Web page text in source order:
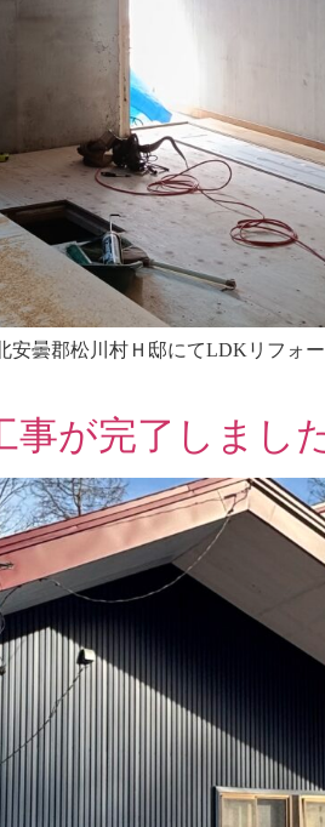
安曇郡松川村Ｈ邸にてLDKリフォ
事が完了しまし